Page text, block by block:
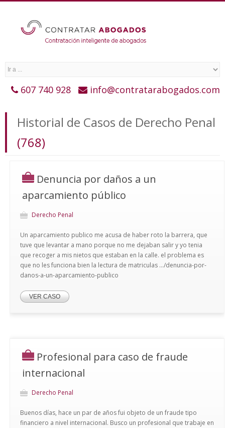
607 740 928 info@contratarabogados.com
Historial de Casos de Derecho Penal
(768)
Denuncia por daños a un
aparcamiento público
Derecho Penal
Un aparcamiento publico me acusa de haber roto la barrera, que
tuve que levantar a mano porque no me dejaban salir y yo tenia
que recoger a mis nietos que estaban en la calle. el problema es
que no les funciona bien la lectura de matriculas .../denuncia-por-
danos-a-un-aparcamiento-publico
VER CASO
Profesional para caso de fraude
internacional
Derecho Penal
Buenos días, hace un par de años fui objeto de un fraude tipo
financiero a nivel internacional. Busco un profesional que trabaje en